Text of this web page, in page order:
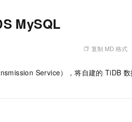
MySQL
复制 MD 格式
Service），将自建的 TiDB
NEW
图片和
训练和推理服务 面向真实软件
V4-Pro
创新助力计划
首发尝鲜，限时加量 10 倍，夜间低至2折
图文、视频一
Docker
JAVA
作台
数据库合作
云网络合作
活动全景
魔搭